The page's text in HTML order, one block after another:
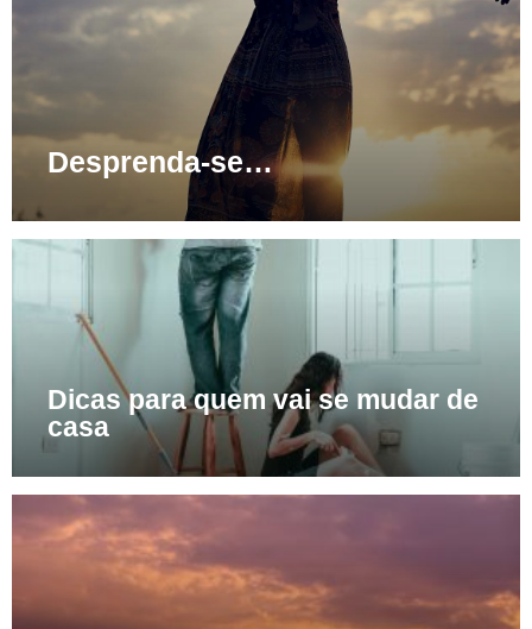
Desprenda-se…
Dicas para quem vai se mudar de
casa